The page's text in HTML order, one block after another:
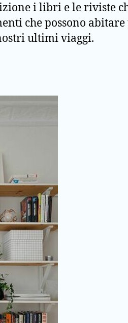
i libri e le riviste
che possono
ultimi viaggi.